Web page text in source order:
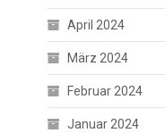
April 2024
März 2024
Februar 2024
Januar 2024